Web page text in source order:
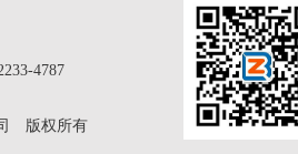
4787
版权所有